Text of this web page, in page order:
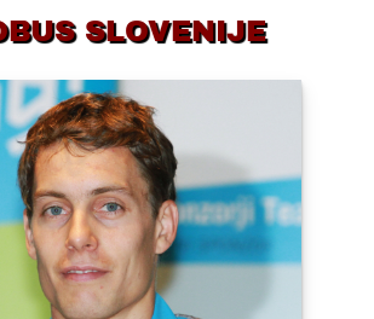
SLOVENIJE